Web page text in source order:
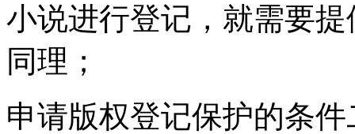
小说进行登记，就需要
同理；
申请版权登记保护的条